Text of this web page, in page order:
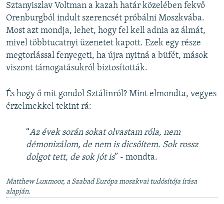
Sztanyiszlav Voltman a kazah határ közelében fekvő
Orenburgból indult szerencsét próbálni Moszkvába.
Most azt mondja, lehet, hogy fel kell adnia az álmát,
mivel többtucatnyi üzenetet kapott. Ezek egy része
megtorlással fenyegeti, ha újra nyitná a büfét, mások
viszont támogatásukról biztosították.
És hogy ő mit gondol Sztálinról? Mint elmondta, vegyes
érzelmekkel tekint rá:
“Az évek során sokat olvastam róla, nem
démonizálom, de nem is dicsőítem. Sok rossz
dolgot tett, de sok jót is” - mondta.
Matthew Luxmoor, a Szabad Európa moszkvai tudósítója írása
alapján.